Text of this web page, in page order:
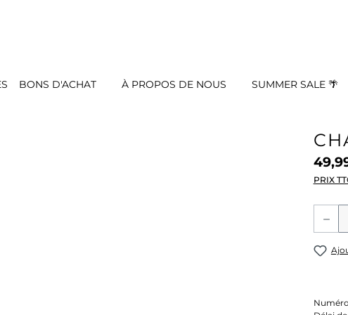
BONS D'ACHAT À PROPOS DE NOUS SUMMER SALE 🌴
PRIX